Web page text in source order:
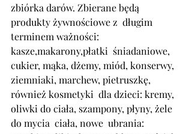
zbiórka darów. Zbierane będą
produkty żywnościowe z  długim
terminem ważności:
kasze,makarony,płatki  śniadaniowe,
cukier, mąka, dżemy, miód, konserwy,
ziemniaki, marchew, pietruszkę,
również kosmetyki  dla dzieci: kremy,
oliwki do ciała, szampony, płyny, żele
do mycia  ciała, nowe  ubrania: